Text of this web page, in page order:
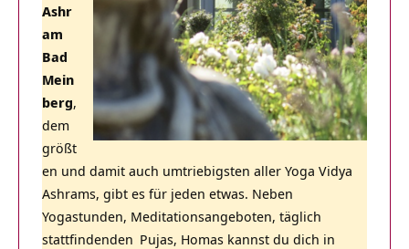
Ashr
am
Bad
Mein
berg,
dem
größt
en und damit auch umtriebigsten aller Yoga Vidya
Ashrams, gibt es für jeden etwas. Neben
Yogastunden, Meditationsangeboten, täglich
stattfindenden Pujas, Homas kannst du dich in